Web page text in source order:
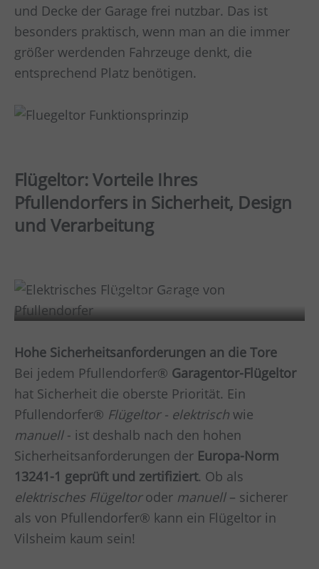
und Decke der Garage frei nutzbar. Das ist
besonders praktisch, wenn man an die immer
größer werdenden Fahrzeuge denkt, die
entsprechend Platz benötigen.
Flügeltor: Vorteile Ihres
Pfullendorfers in Sicherheit, Design
und Verarbeitung
Sicherheit
Hohe Sicherheitsanforderungen an die Tore
Bei jedem Pfullendorfer® Garagentor-Flügeltor
hat Sicherheit die oberste Priorität. Ein
Pfullendorfer® Flügeltor - elektrisch wie
manuell - ist deshalb nach den hohen
Sicherheitsanforderungen der Europa-Norm
13241-1 geprüft und zertifiziert. Ob als
elektrisches Flügeltoroder manuell – sicherer
als von Pfullendorfer® kann ein Flügeltor in
Vilsheim kaum sein!